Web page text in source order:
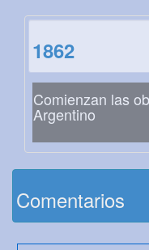
1862
Comienzan las
Argentino
Comentarios